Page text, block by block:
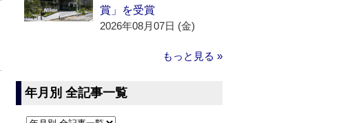
賞」を受賞
2026年08月07日 (金)
もっと見る »
年月別 全記事一覧